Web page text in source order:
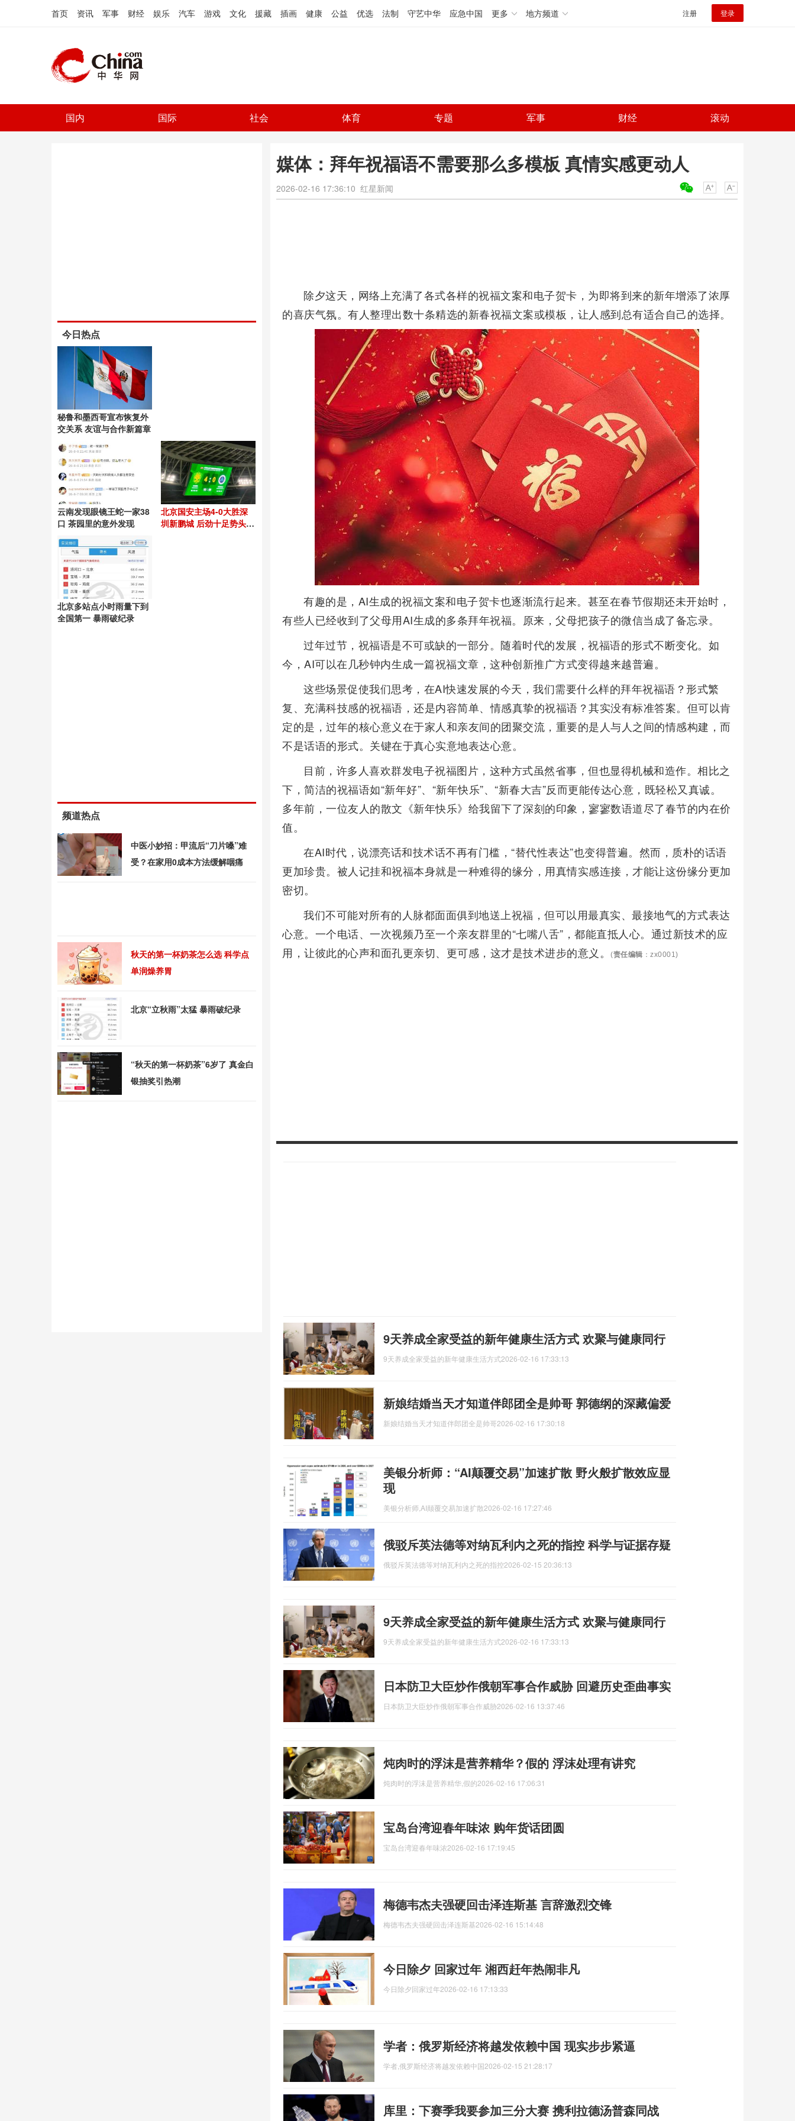
首页 资讯 军事 财经 娱乐 汽车 游戏 文化 援藏 插画 健康 公益 优选 法制 守艺中华 应急中国 更多 地方频道 注册 登录
国内 国际 社会 体育 专题 军事 财经 滚动
媒体：拜年祝福语不需要那么多模板 真情实感更动人
2026-02-16 17:36:10 红星新闻
除夕这天，网络上充满了各式各样的祝福文案和电子贺卡，为即将到来的新年增添了浓厚
的喜庆气氛。有人整理出数十条精选的新春祝福文案或模板，让人感到总有适合自己的选择。
有趣的是，AI生成的祝福文案和电子贺卡也逐渐流行起来。甚至在春节假期还未开始时，
有些人已经收到了父母用AI生成的多条拜年祝福。原来，父母把孩子的微信当成了备忘录。
过年过节，祝福语是不可或缺的一部分。随着时代的发展，祝福语的形式不断变化。如
今，AI可以在几秒钟内生成一篇祝福文章，这种创新推广方式变得越来越普遍。
这些场景促使我们思考，在AI快速发展的今天，我们需要什么样的拜年祝福语？形式繁
复、充满科技感的祝福语，还是内容简单、情感真挚的祝福语？其实没有标准答案。但可以肯
定的是，过年的核心意义在于家人和亲友间的团聚交流，重要的是人与人之间的情感构建，而
不是话语的形式。关键在于真心实意地表达心意。
目前，许多人喜欢群发电子祝福图片，这种方式虽然省事，但也显得机械和造作。相比之
下，简洁的祝福语如“新年好”、“新年快乐”、“新春大吉”反而更能传达心意，既轻松又真诚。
多年前，一位友人的散文《新年快乐》给我留下了深刻的印象，寥寥数语道尽了春节的内在价
值。
在AI时代，说漂亮话和技术话不再有门槛，“替代性表达”也变得普遍。然而，质朴的话语
更加珍贵。被人记挂和祝福本身就是一种难得的缘分，用真情实感连接，才能让这份缘分更加
密切。
我们不可能对所有的人脉都面面俱到地送上祝福，但可以用最真实、最接地气的方式表达
心意。一个电话、一次视频乃至一个亲友群里的“七嘴八舌”，都能直抵人心。通过新技术的应
用，让彼此的心声和面孔更亲切、更可感，这才是技术进步的意义。
(责任编辑 ：zx0001)
9天养成全家受益的新年健康生活方式 欢聚与健康同行
9天养成全家受益的新年健康生活方式2026-02-16 17:33:13
新娘结婚当天才知道伴郎团全是帅哥 郭德纲的深藏偏爱
新娘结婚当天才知道伴郎团全是帅哥2026-02-16 17:30:18
美银分析师：“AI颠覆交易”加速扩散 野火般扩散效应显
现
美银分析师,AI颠覆交易加速扩散2026-02-16 17:27:46
俄驳斥英法德等对纳瓦利内之死的指控 科学与证据存疑
俄驳斥英法德等对纳瓦利内之死的指控2026-02-15 20:36:13
9天养成全家受益的新年健康生活方式 欢聚与健康同行
9天养成全家受益的新年健康生活方式2026-02-16 17:33:13
日本防卫大臣炒作俄朝军事合作威胁 回避历史歪曲事实
日本防卫大臣炒作俄朝军事合作威胁2026-02-16 13:37:46
炖肉时的浮沫是营养精华？假的 浮沫处理有讲究
炖肉时的浮沫是营养精华,假的2026-02-16 17:06:31
宝岛台湾迎春年味浓 购年货话团圆
宝岛台湾迎春年味浓2026-02-16 17:19:45
梅德韦杰夫强硬回击泽连斯基 言辞激烈交锋
梅德韦杰夫强硬回击泽连斯基2026-02-16 15:14:48
今日除夕 回家过年 湘西赶年热闹非凡
今日除夕回家过年2026-02-16 17:13:33
学者：俄罗斯经济将越发依赖中国 现实步步紧逼
学者,俄罗斯经济将越发依赖中国2026-02-15 21:28:17
库里：下赛季我要参加三分大赛 携利拉德汤普森同战
今日热点
秘鲁和墨西哥宣布恢复外
交关系 友谊与合作新篇章
云南发现眼镜王蛇一家38
口 茶园里的意外发现
北京国安主场4-0大胜深
圳新鹏城 后劲十足势头良
北京多站点小时雨量下到
全国第一 暴雨破纪录
频道热点
中医小妙招：甲流后“刀片嗓”难
受？在家用0成本方法缓解咽痛
秋天的第一杯奶茶怎么选 科学点
单润燥养胃
北京“立秋雨”太猛 暴雨破纪录
“秋天的第一杯奶茶”6岁了 真金白
银抽奖引热潮